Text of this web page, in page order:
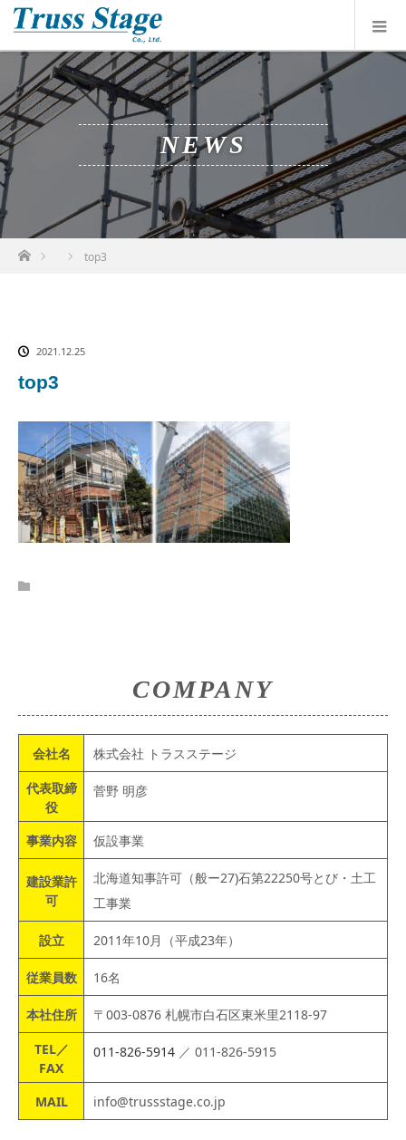
NEWS
ホーム top3
2021.12.25
top3
COMPANY
会社名
株式会社 トラスステージ
代表取締
役
菅野 明彦
事業内容 仮設事業
建設業許
可
北海道知事許可（般ー27)石第22250号とび・土工
工事業
設立 2011年10月（平成23年）
従業員数 16名
本社住所
〒003-0876 札幌市白石区東米里2118-97
TEL／
FAX
011-826-5914 ／ 011-826-5915
MAIL info@trussstage.co.jp